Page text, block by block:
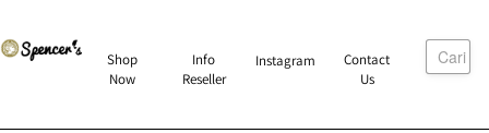
`
Shop
Now
` Info
Reseller
`Instagram `
Contact
Us
Cari